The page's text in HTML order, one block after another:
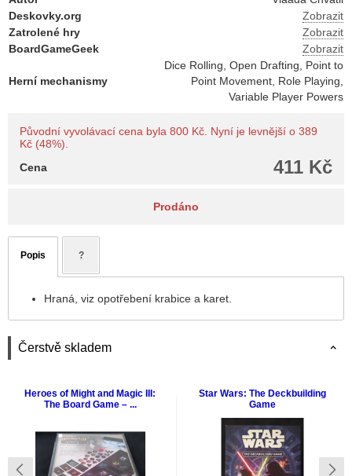
Deskovky.org
Zobrazit
Zatrolené hry
Zobrazit
BoardGameGeek
Zobrazit
Herní mechanismy
Dice Rolling, Open Drafting, Point to
Point Movement, Role Playing,
Variable Player Powers
Původní vyvolávací cena byla 800 Kč. Nyní je levnější o 389
Kč (48%).
411 Kč
Cena
Prodáno
Popis ?
Hraná, viz opotřebení krabice a karet.
Čerstvě skladem
Heroes of Might and Magic III:
The Board Game – ...
Star Wars: The Deckbuilding
Game